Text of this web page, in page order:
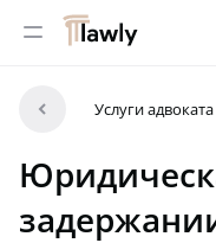
menu
arrowleft Услуги адвоката